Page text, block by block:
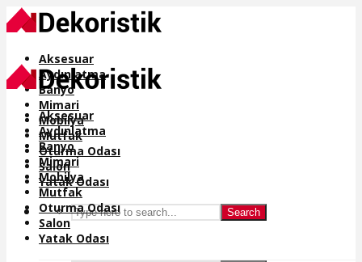
Aksesuar
Aydınlatma
Banyo
Mimari
Mobilya
Mutfak
Oturma Odası
Salon
Yatak Odası
Search
Aksesuar
Aydınlatma
Banyo
Mimari
Mobilya
Mutfak
Oturma Odası
Salon
Yatak Odası